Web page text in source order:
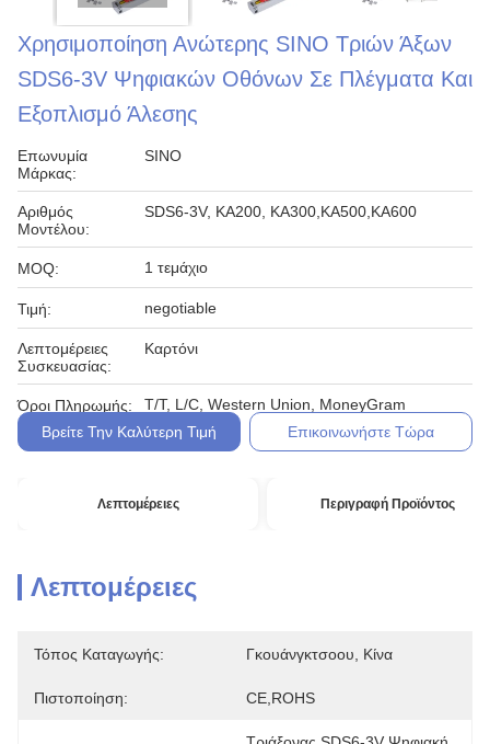
Χρησιμοποίηση Ανώτερης SINO Τριών Άξων
SDS6-3V Ψηφιακών Οθόνων Σε Πλέγματα Και
Εξοπλισμό Άλεσης
Επωνυμία
Μάρκας:
SINO
Αριθμός
Μοντέλου:
SDS6-3V, KA200, KA300,KA500,KA600
MOQ: 1 τεμάχιο
Τιμή: negotiable
Λεπτομέρειες
Συσκευασίας:
Καρτόνι
Όροι Πληρωμής:
T/T, L/C, Western Union, MoneyGram
Βρείτε Την Καλύτερη Τιμή
Επικοινωνήστε Τώρα
Λεπτομέρειες Περιγραφή Προϊόντος
Λεπτομέρειες
Τόπος Καταγωγής: Γκουάνγκτσοου, Κίνα
Πιστοποίηση: CE,ROHS